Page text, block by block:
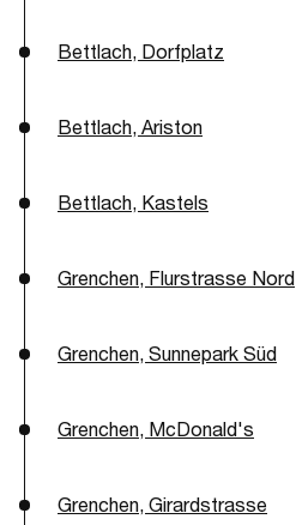
Bettlach, Dorfplatz
Bettlach, Ariston
Bettlach, Kastels
Grenchen, Flurstrasse Nord
Grenchen, Sunnepark Süd
Grenchen, McDonald's
Grenchen, Girardstrasse